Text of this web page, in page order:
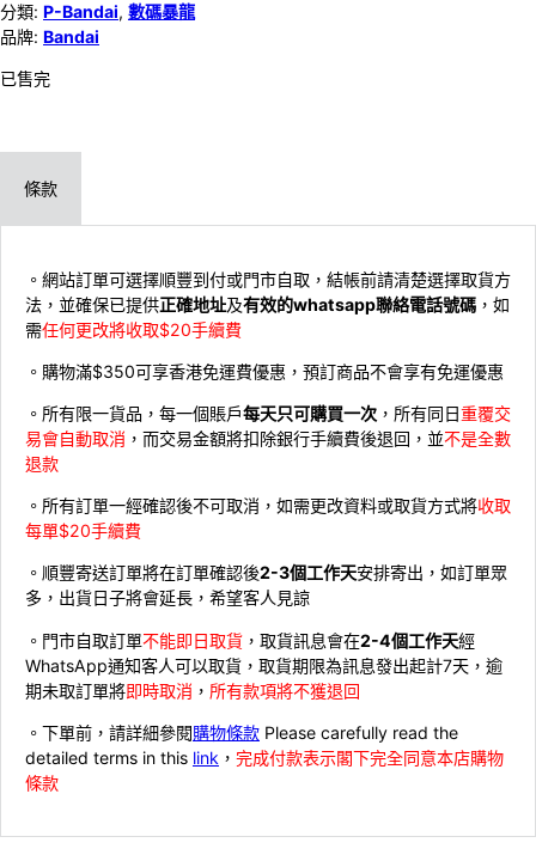
分類: P-Bandai, 數碼暴龍
品牌: Bandai
已售完
條款
。網站訂單可選擇順豐到付或門市自取，結帳前請清楚選擇取貨方
法，並確保已提供正確地址及有效的whatsapp聯絡電話號碼 ，如
需任何更改將收取$20手續費
。購物滿$350可享香港免運費優惠，預訂商品不會享有免運優惠
。所有限一貨品，每一個賬戶每天只可購買一次 ，所有同日重覆交
易會自動取消 ，而交易金額將扣除銀行手續費後退回，並不是全數
退款
。所有訂單一經確認後不可取消，如需更改資料或取貨方式將收取
每單$20手續費
。順豐寄送訂單將在訂單確認後2-3個工作天安排寄出，如訂單眾
多，出貨日子將會延長，希望客人見諒
。門市自取訂單不能即日取貨 ，取貨訊息會在2-4個工作天經
WhatsApp通知客人可以取貨，取貨期限為訊息發出起計7天，逾
期未取訂單將即時取消 ， 所有款項將不獲退回
。下單前，請詳細參閱購物條款 Please carefully read the
detailed terms in this link ， 完成付款表示閣下完全同意本店購物
條款